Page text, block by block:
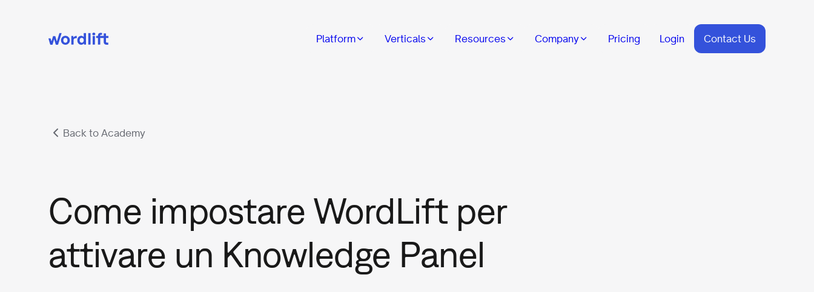
Platform Verticals Resources Company Pricing Login Contact Us
Back to Academy
Come impostare WordLift per
attivare un Knowledge Panel